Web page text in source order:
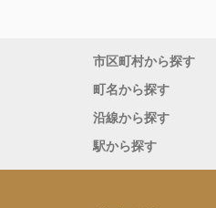
市区町村から探す
町名から探す
沿線から探す
駅から探す